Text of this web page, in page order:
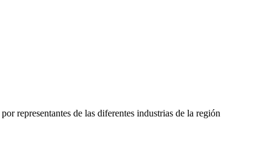
representantes de las diferentes industrias de la región